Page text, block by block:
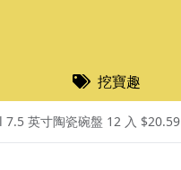
挖寶趣
7.5 英寸陶瓷碗盤 12 入 $20.59